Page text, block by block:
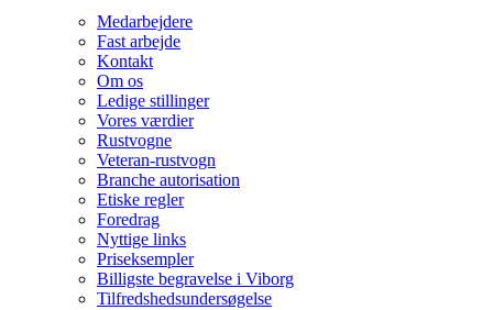
Medarbejdere
Fast arbejde
Kontakt
Om os
Ledige stillinger
Vores værdier
Rustvogne
Veteran-rustvogn
Branche autorisation
Etiske regler
Foredrag
Nyttige links
Priseksempler
Billigste begravelse i Viborg
Tilfredshedsundersøgelse